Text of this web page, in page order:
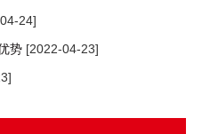
24]
势 [2022-04-23]